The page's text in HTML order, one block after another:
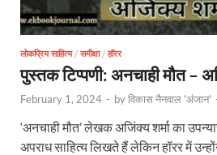
लोकप्रिय साहित्य/ समीक्षा/ हॉरर
पुस्तक टिप्पणी: अनचाही मौत –
February 1, 2024 - byविकास नैनवाल 'अंजान'
‘अनचाही मौत’ लेखक अजिंक्य शर्मा का
अपराध साहित्य लिखते हैं लेकिन हॉरर में